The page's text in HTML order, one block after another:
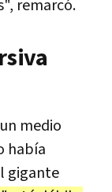
remarcó.
medio
había
gigante